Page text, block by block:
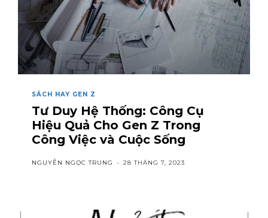
SÁCH HAY GEN Z
Tư Duy Hệ Thống: Công Cụ
Hiệu Quả Cho Gen Z Trong
Công Việc và Cuộc Sống
NGUYỄN NGỌC TRUNG - 28 THÁNG 7, 2023